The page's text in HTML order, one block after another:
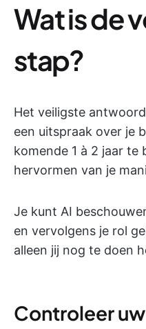
Wat is de
stap?
Het veiligste
een uitspraak over je
komende 1 à 2 jaar te
hervormen van je
Je kunt AI
en vervolgens je rol
alleen jij nog te doen
Controleer